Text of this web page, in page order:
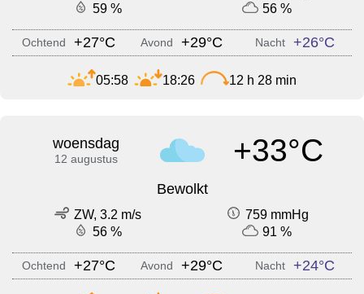
59 %
56 %
Ochtend +27°C Avond +29°C Nacht +26°C
05:58 18:26 12 h 28 min
woensdag
12 augustus +33°C
Bewolkt
ZW, 3.2 m/s
759 mmHg
56 %
91 %
Ochtend +27°C Avond +29°C Nacht +24°C